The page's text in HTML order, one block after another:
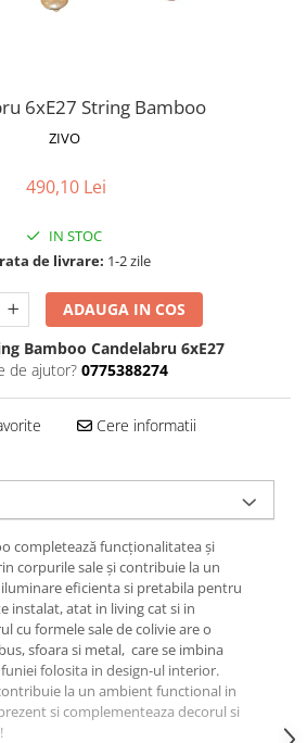
6xE27 String Bamboo
ZIVO
490,10 Lei
IN STOC
de livrare: 1-2 zile
ADAUGA IN COS
Bamboo Candelabru 6xE27
de ajutor? 0775388274
Cere informatii
completează funcționalitatea și
corpurile sale și contribuie la un
eficienta si pretabila pentru
instalat, atat in living cat si in
cu formele sale de colivie are o
sfoara si metal, care se imbina
folosita in design-ul interior.
la un ambient functional in
si complementeaza decorul si